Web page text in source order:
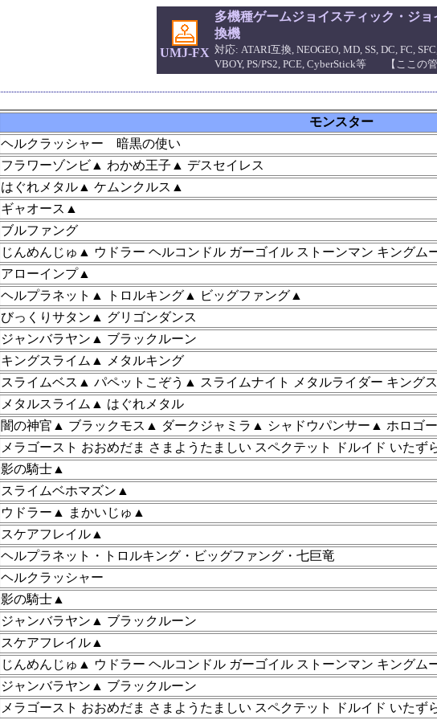
UMJ-FX
多機種ゲームジョイスティック・ジョ
換機
対応: ATARI互換, NEOGEO, MD, SS, DC, FC,
VBOY, PS/PS2, PCE, CyberStick等 【ここの管
モンスター
ヘルクラッシャー 暗黒の使い
フラワーゾンビ▲ わかめ王子▲ デスセイレス
はぐれメタル▲ ケムンクルス▲
ギャオース▲
ブルファング
じんめんじゅ▲ ウドラー ヘルコンドル ガーゴイル ストーンマン キング
アローインプ▲
ヘルプラネット▲ トロルキング▲ ビッグファング▲
びっくりサタン▲ グリゴンダンス
ジャンバラヤン▲ ブラックルーン
キングスライム▲ メタルキング
スライムベス▲ パペットこぞう▲ スライムナイト メタルライダー キング
メタルスライム▲ はぐれメタル
闇の神官▲ ブラックモス▲ ダークジャミラ▲ シャドウパンサー▲ ホロゴ
メラゴースト おおめだま さまようたましい スペクテット ドルイド いたず
影の騎士▲
スライムベホマズン▲
ウドラー▲ まかいじゅ▲
スケアフレイル▲
ヘルプラネット・トロルキング・ビッグファング・七巨竜
ヘルクラッシャー
影の騎士▲
ジャンバラヤン▲ ブラックルーン
スケアフレイル▲
じんめんじゅ▲ ウドラー ヘルコンドル ガーゴイル ストーンマン キング
ジャンバラヤン▲ ブラックルーン
メラゴースト おおめだま さまようたましい スペクテット ドルイド いたず